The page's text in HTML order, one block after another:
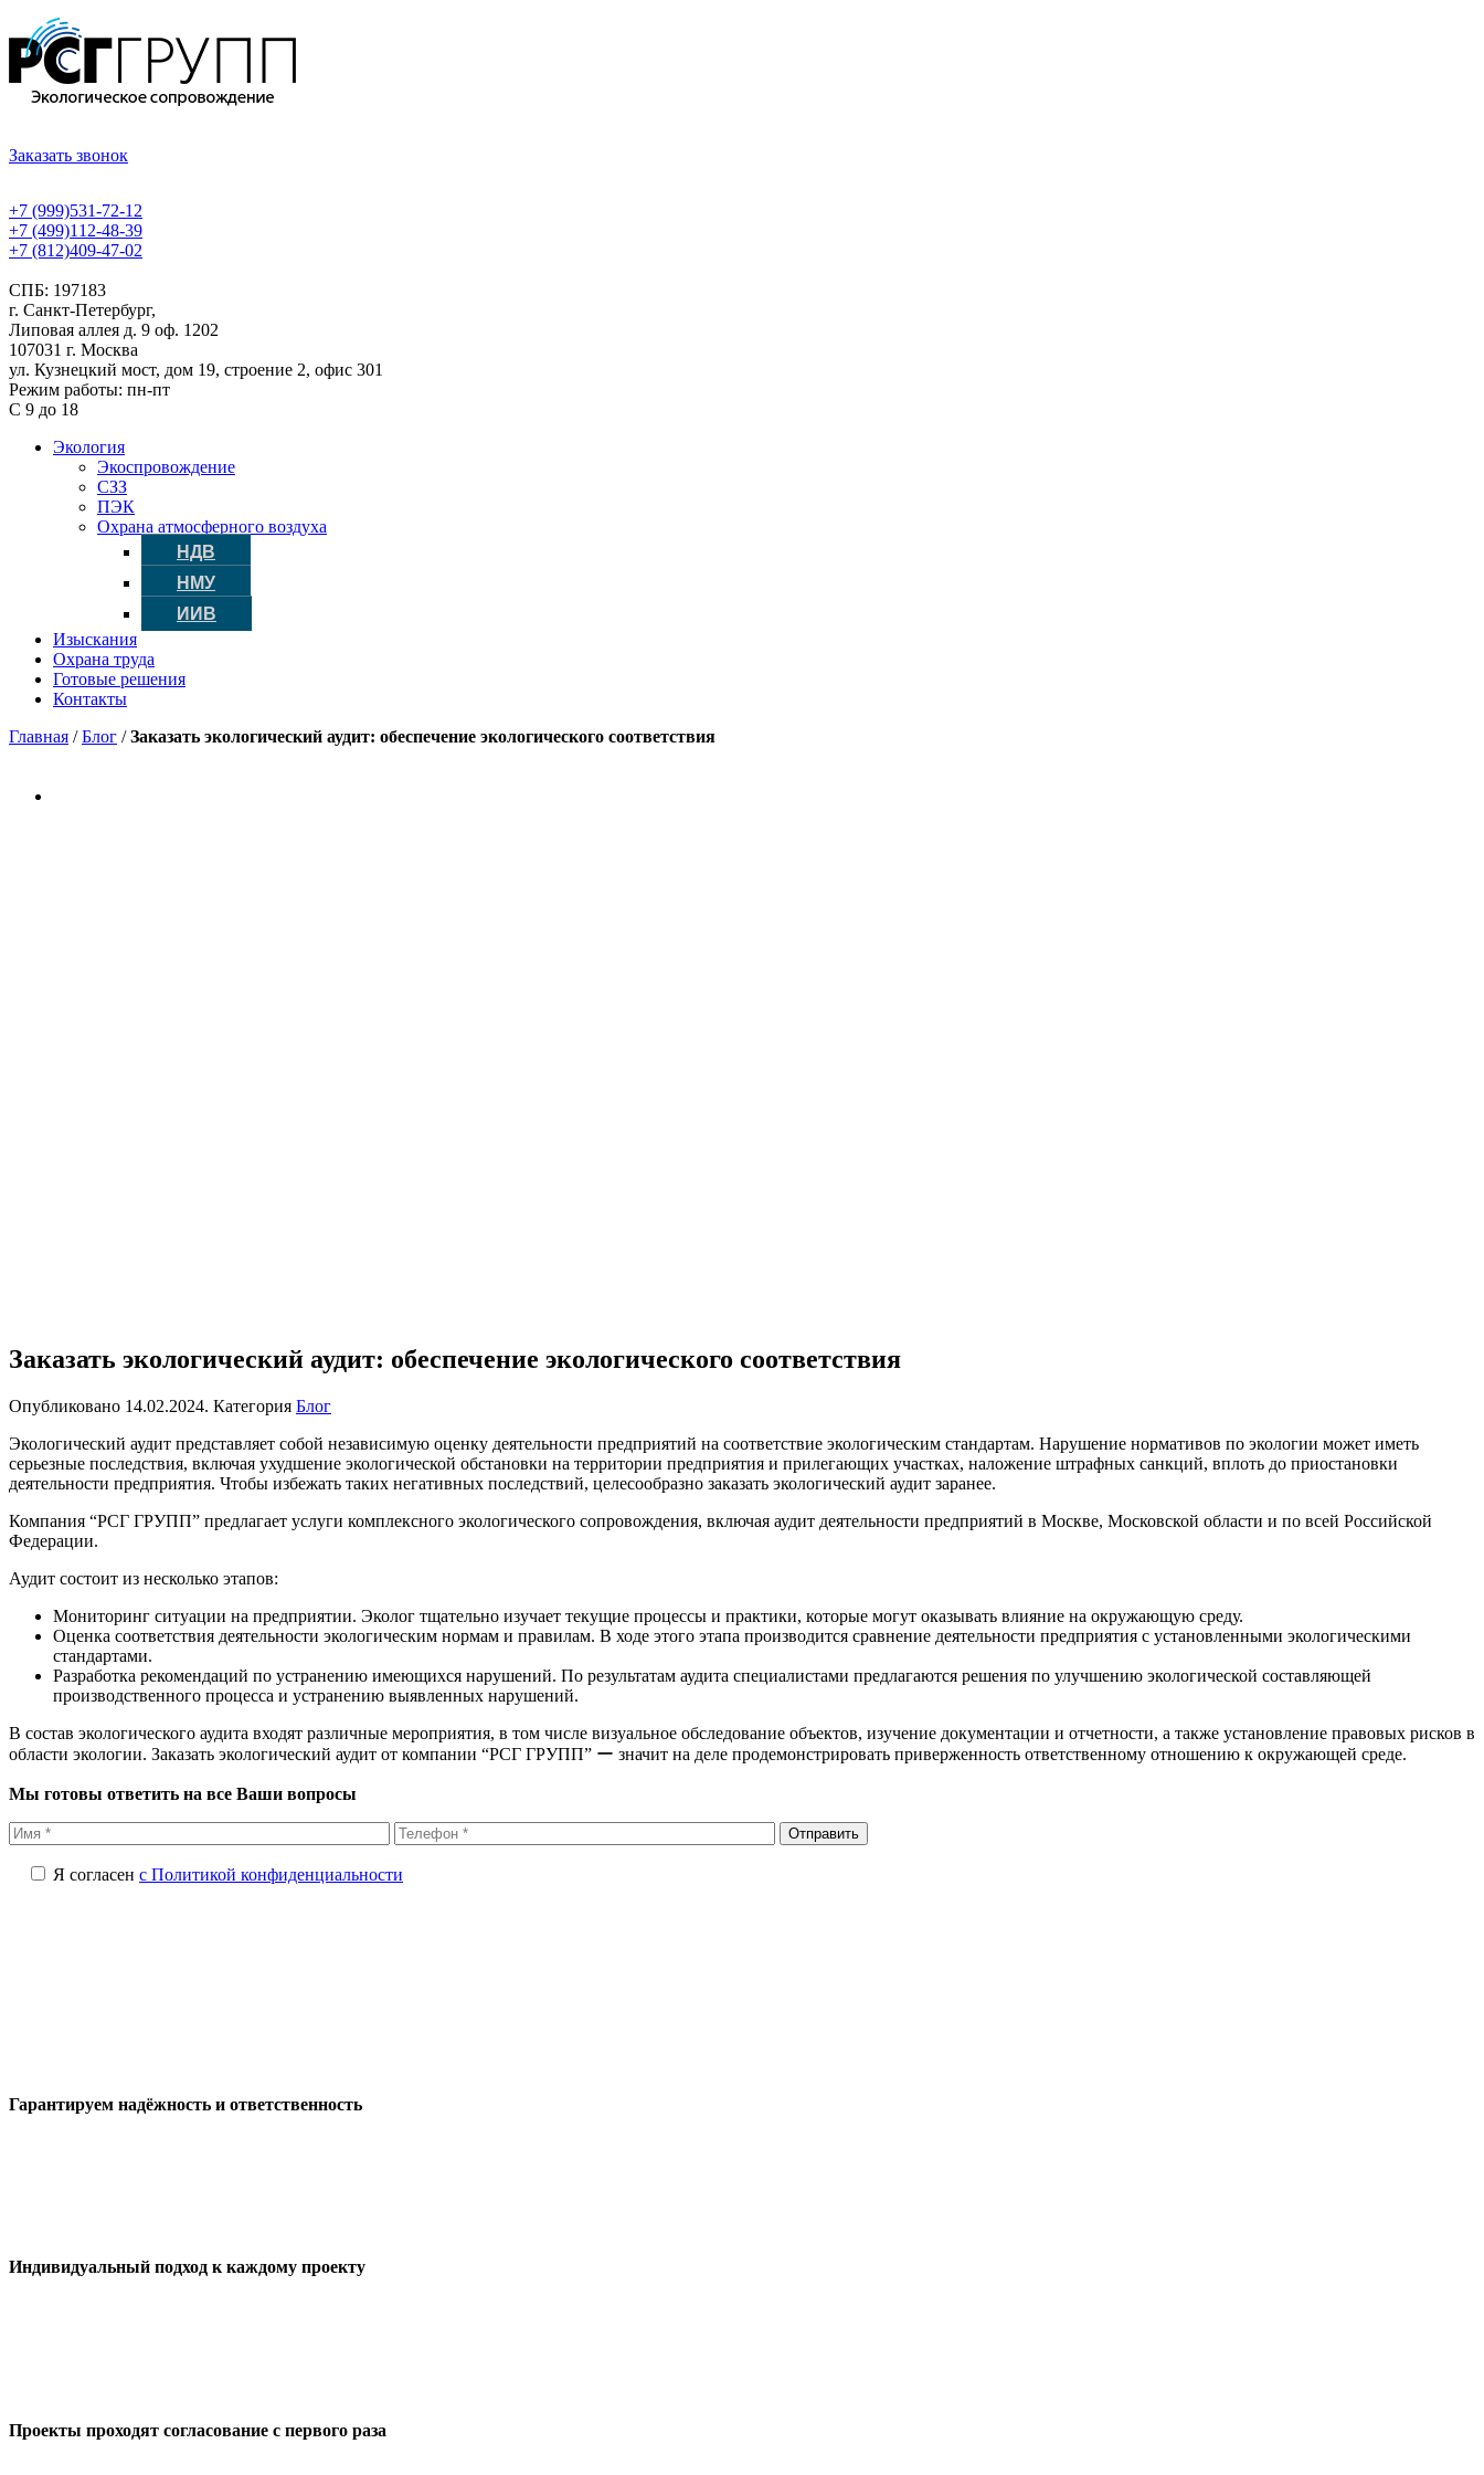
Заказать звонок
+7 (999)531-72-12
+7 (499)112-48-39
+7 (812)409-47-02
СПБ: 197183
г. Санкт-Петербург,
Липовая аллея д. 9 оф. 1202
107031 г. Москва
ул. Кузнецкий мост, дом 19, строение 2, офис 301
Режим работы: пн-пт
С 9 до 18
Экология
Экоспровождение
СЗЗ
ПЭК
Охрана атмосферного воздуха
НДВ
НМУ
ИИВ
Изыскания
Охрана труда
Готовые решения
Контакты
Главная /Блог /Заказать экологический аудит: обеспечение экологического соответствия
Заказать экологический аудит: обеспечение экологического соответствия
Опубликовано 14.02.2024. Категория Блог
Экологический аудит представляет собой независимую оценку деятельности предприятий на соответствие экологическим стандартам. Нарушение нормативов по экологии может иметь
серьезные последствия, включая ухудшение экологической обстановки на территории предприятия и прилегающих участках, наложение штрафных санкций, вплоть до приостановки
деятельности предприятия. Чтобы избежать таких негативных последствий, целесообразно заказать экологический аудит заранее.
Компания “РСГ ГРУПП” предлагает услуги комплексного экологического сопровождения, включая аудит деятельности предприятий в Москве, Московской области и по всей Российской
Федерации.
Аудит состоит из несколько этапов:
Мониторинг ситуации на предприятии. Эколог тщательно изучает текущие процессы и практики, которые могут оказывать влияние на окружающую среду.
Оценка соответствия деятельности экологическим нормам и правилам. В ходе этого этапа производится сравнение деятельности предприятия с установленными экологическими
стандартами.
Разработка рекомендаций по устранению имеющихся нарушений. По результатам аудита специалистами предлагаются решения по улучшению экологической составляющей
производственного процесса и устранению выявленных нарушений.
В состав экологического аудита входят различные мероприятия, в том числе визуальное обследование объектов, изучение документации и отчетности, а также установление правовых рисков в
области экологии. Заказать экологический аудит от компании “РСГ ГРУПП” ー значит на деле продемонстрировать приверженность ответственному отношению к окружающей среде.
Мы готовы ответить на все Ваши вопросы
Я согласен с Политикой конфиденциальности
Гарантируем надёжность и ответственность
Индивидуальный подход к каждому проекту
Проекты проходят согласование с первого раза